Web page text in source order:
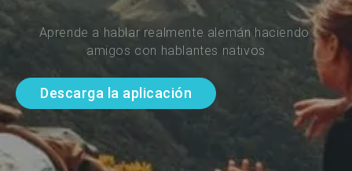
Aprende a hablar realmente alemán haciendo
amigos con hablantes nativos
Descarga la aplicación